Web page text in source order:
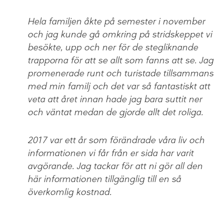
Hela familjen åkte på semester i november
och jag kunde gå omkring på stridskeppet vi
besökte, upp och ner för de stegliknande
trapporna för att se allt som fanns att se. Jag
promenerade runt och turistade tillsammans
med min familj och det var så fantastiskt att
veta att året innan hade jag bara suttit ner
och väntat medan de gjorde allt det roliga.
2017 var ett år som förändrade våra liv och
informationen vi får från er sida har varit
avgörande. Jag tackar för att ni gör all den
här informationen tillgänglig till en så
överkomlig kostnad.